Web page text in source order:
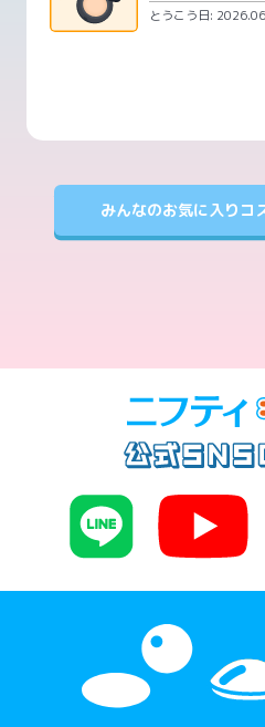
とうこう日:
みんなのお気に入りコ